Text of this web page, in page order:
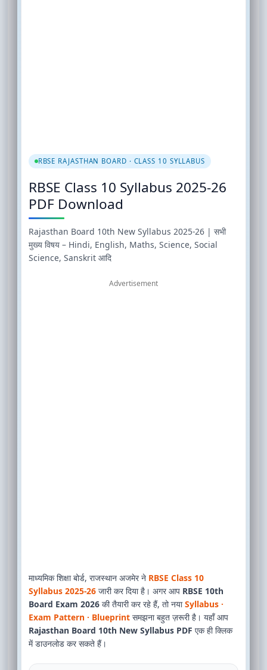
RBSE RAJASTHAN BOARD · CLASS 10 SYLLABUS
RBSE Class 10 Syllabus 2025-26
PDF Download
Rajasthan Board 10th New Syllabus 2025-26 | सभी
मुख्य विषय – Hindi, English, Maths, Science, Social
Science, Sanskrit आदि
Advertisement
माध्यमिक शिक्षा बोर्ड, राजस्थान अजमेर ने RBSE Class 10
Syllabus 2025-26जारी कर दिया है। अगर आप RBSE 10th
Board Exam 2026की तैयारी कर रहे हैं, तो नयाSyllabus ·
Exam Pattern · Blueprintसमझना बहुत ज़रूरी है। यहाँ आप
Rajasthan Board 10th New Syllabus PDF एक ही क्लिक
में डाउनलोड कर सकते हैं।